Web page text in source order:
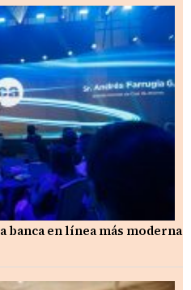
banca en línea más moderna